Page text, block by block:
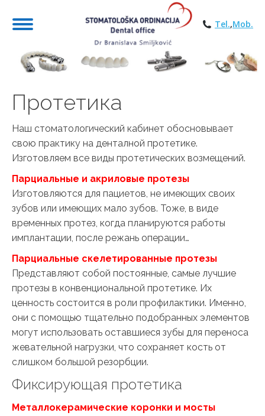
Tel.,Mob.
You are here:
Пpoтетика
Наш стоматологический кабинет обосновывает
свою практику на денталной протетике.
Изготовляем все виды протетических возмещений.
Парциальные и акриловые протезы
Изготовляются для пациетов, не имеющих своих
зубов или имеющих мало зубов. Тоже, в виде
временных протез, когда планируются работы
имплантации, после режань операции…
Парциальные скелетированные протезы
Представляют собой постоянные, самые лучшие
протезы в конвенциональной протетике. Их
ценность состоится в роли профилактики. Именно,
они с помощью тщательно подобранных элементов
могут использовать оставшиеся зубы для переноса
жевательной нагрузки, что сохраняет кость от
слишком большой резорбции.
Фиксирующая протетика
Металлокерамические коронки и мосты